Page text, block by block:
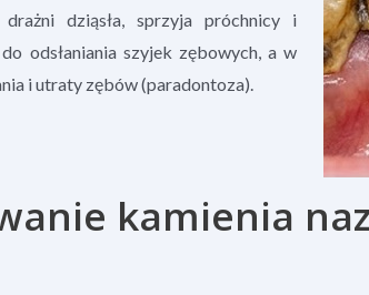
dziąsła, sprzyja próchnicy i
odsłaniania szyjek zębowych, a w
i utraty zębów (paradontoza).
kamienia